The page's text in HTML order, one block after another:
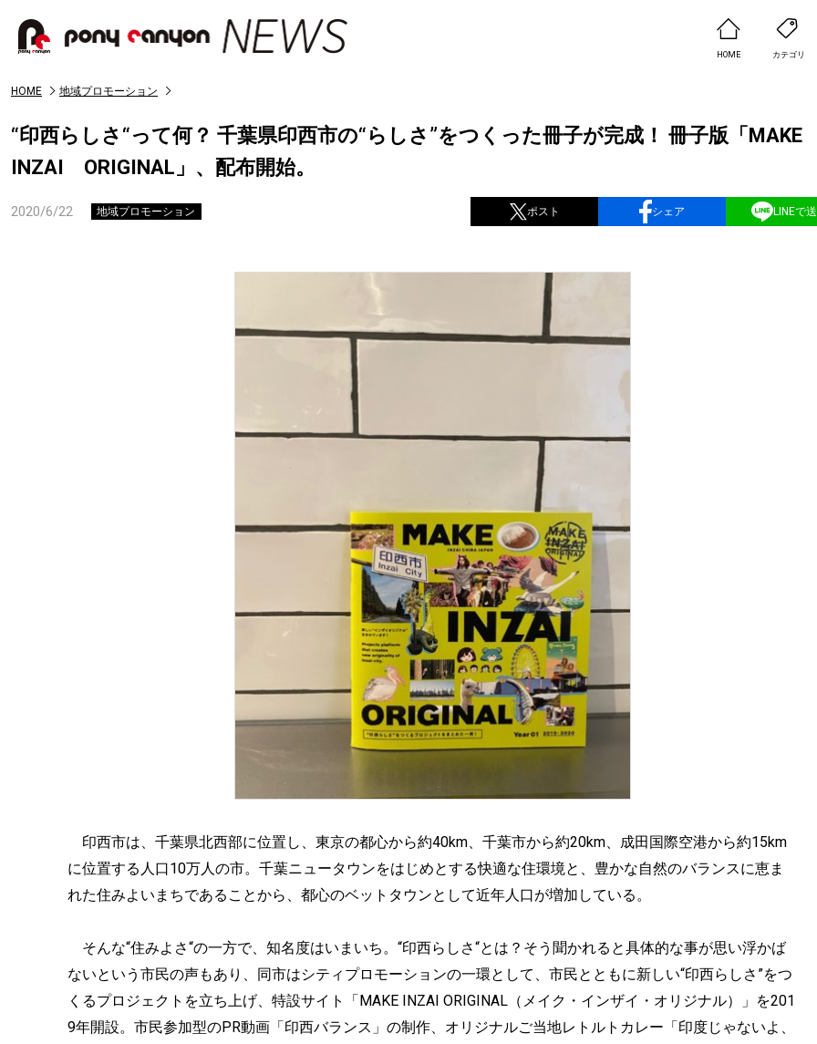
HOME カテゴリ
HOME 地域プロモーション
“印西らしさ“って何？ 千葉県印西市の“らしさ”をつくった冊子が完成！ 冊子版「
INZAI ORIGINAL」、配布開始。
2020/6/22 地域プロモーション ポスト シェア LINEで
印西市は、千葉県北西部に位置し、東京の都心から約40km、千葉市から約20km、成田国際空港から約15km
に位置する人口10万人の市。千葉ニュータウンをはじめとする快適な住環境と、豊かな自然のバランスに恵ま
れた住みよいまちであることから、都心のベットタウンとして近年人口が増加している。
そんな“住みよさ“の一方で、知名度はいまいち。“印西らしさ“とは？そう聞かれると具体的な事が思い浮かば
ないという市民の声もあり、同市はシティプロモーションの一環として、市民とともに新しい“印西らしさ”をつ
くるプロジェクトを立ち上げ、特設サイト「MAKE INZAI ORIGINAL（メイク・インザイ・オリジナル）」を201
9年開設。市民参加型のPR動画「印西バランス」の制作、オリジナルご当地レトルトカレー「印度じゃないよ、